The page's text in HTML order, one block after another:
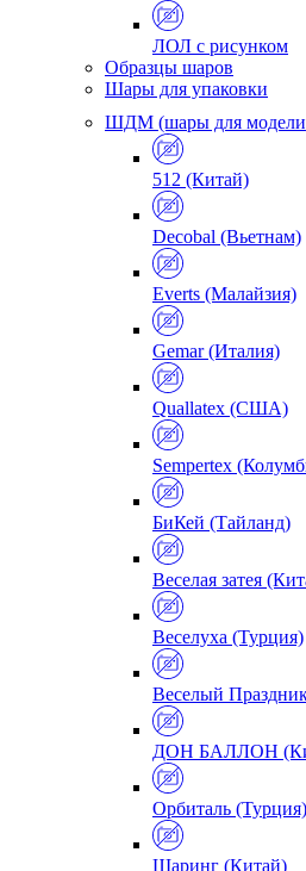
ЛОЛ с рисунком
Образцы шаров
Шары для упаковки
ШДМ (шары для
512 (Китай)
Decobal (Вьетнам)
Everts (Малайзия)
Gemar (Италия)
Quallatex (США)
Sempertex
БиКей (Тайланд)
Веселая затея
Веселуха (Турция)
Веселый
ДОН БАЛЛОН
Орбиталь (Турция)
Шаринг (Китай)